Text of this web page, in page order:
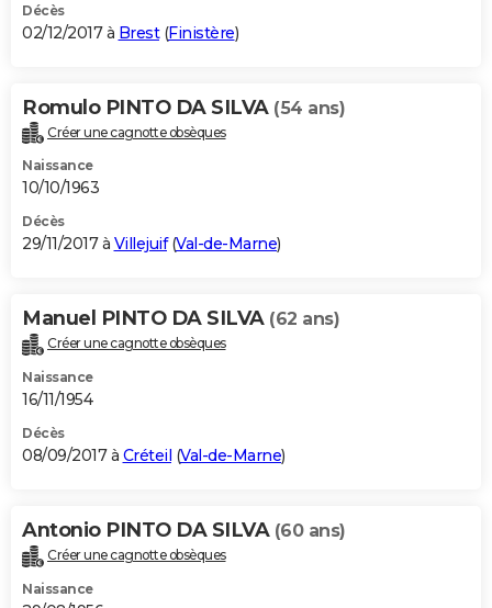
Décès
02/12/2017 à Brest(Finistère)
Romulo PINTO DA SILVA (54 ans)
Créer une cagnotte obsèques
Naissance
10/10/1963
Décès
29/11/2017 à Villejuif(Val-de-Marne)
Manuel PINTO DA SILVA (62 ans)
Créer une cagnotte obsèques
Naissance
16/11/1954
Décès
08/09/2017 à Créteil (Val-de-Marne)
Antonio PINTO DA SILVA (60 ans)
Créer une cagnotte obsèques
Naissance